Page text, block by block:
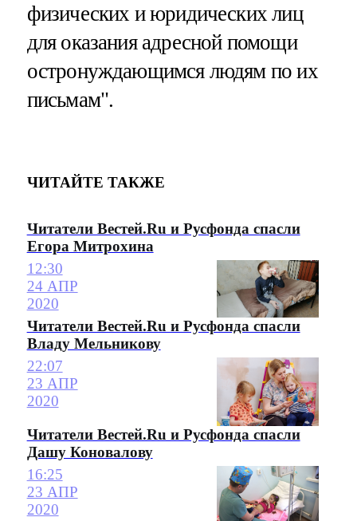
физических и юридических лиц
для оказания адресной помощи
остронуждающимся людям по их
письмам".
ЧИТАЙТЕ ТАКЖЕ
Читатели Вестей.Ru и Русфонда спасли
Егора Митрохина
12:30
24 АПР
2020
Читатели Вестей.Ru и Русфонда спасли
Владу Мельникову
22:07
23 АПР
2020
Читатели Вестей.Ru и Русфонда спасли
Дашу Коновалову
16:25
23 АПР
2020